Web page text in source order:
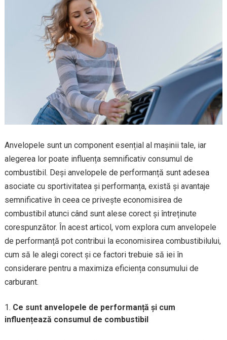
Anvelopele sunt un component esențial al mașinii tale, iar
alegerea lor poate influența semnificativ consumul de
combustibil. Deși anvelopele de performanță sunt adesea
asociate cu sportivitatea și performanța, există și avantaje
semnificative în ceea ce privește economisirea de
combustibil atunci când sunt alese corect și întreținute
corespunzător. În acest articol, vom explora cum anvelopele
de performanță pot contribui la economisirea combustibilului,
cum să le alegi corect și ce factori trebuie să iei în
considerare pentru a maximiza eficiența consumului de
carburant.
Ce sunt anvelopele de performanță și cum
influențează consumul de combustibil